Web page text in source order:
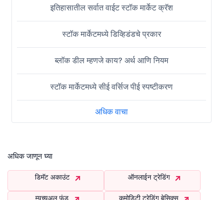
इतिहासातील सर्वात वाईट स्टॉक मार्केट क्रॅश
स्टॉक मार्केटमध्ये डिव्हिडंडचे प्रकार
ब्लॉक डील म्हणजे काय? अर्थ आणि नियम
स्टॉक मार्केटमध्ये सीई वर्सिज पीई स्पष्टीकरण
अधिक वाचा
अधिक जाणून घ्या
डिमॅट अकाउंट ऑनलाईन ट्रेडिंग
म्युच्युअल फंड कमोडिटी ट्रेडिंग बेसिक्स